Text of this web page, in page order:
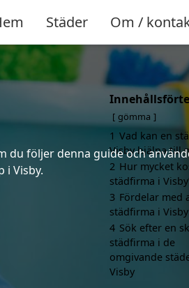
Städer Om /
du följer denna guide och
i Visby.
gömma
1 Vad kan en
Visby hjälpa till
2 Hur mycket
städfirma i
3 Fördelar med
städfirma i Visby
4 Sök efter en
städfirma i de
omgivande
Visby